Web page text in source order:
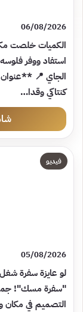
06/08/2026
الكميات خلصت
استفاد ووفر
كنتاكي وقدا…
فيديو
05/08/2026
لو عايزة سفرة
"سفرة مسك"!
التصميم في